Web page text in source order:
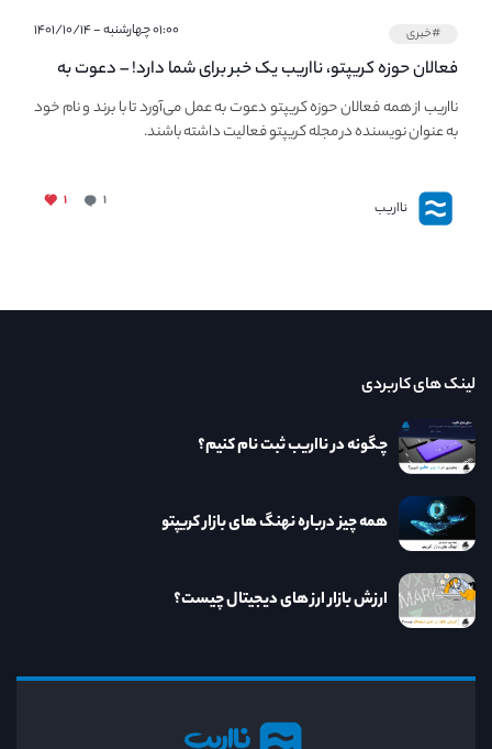
#خبری ۰۱:۰۰ چهارشنبه - ۱۴۰۱/۱۰/۱۴
فعالان حوزه کریپتو، نااریب یک خبر برای شما دارد! – دعوت به
فعالیت در مجله کریپتو
نااریب از همه فعالان حوزه کریپتو دعوت به عمل می‌آورد تا با برند و نام خود
به عنوان نویسنده در مجله کریپتو فعالیت داشته باشند.
نااریب ۱ ۱
نااریب
لینک های کاربردی
چگونه در نااریب ثبت نام کنیم؟
همه چیز درباره نهنگ های بازار کریپتو
ارزش بازار ارز های دیجیتال چیست؟